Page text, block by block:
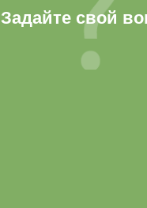
Задайте свой